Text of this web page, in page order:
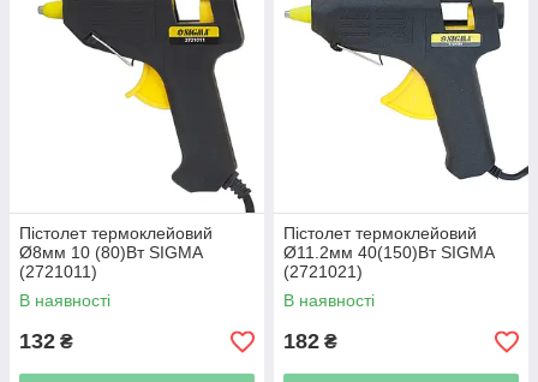
Пістолет термоклейовий
Ø8мм 10 (80)Вт SIGMA
(2721011)
В наявності
132 ₴
Пістолет термоклейовий
Ø11.2мм 40(150)Вт SIGMA
(2721021)
В наявності
182 ₴